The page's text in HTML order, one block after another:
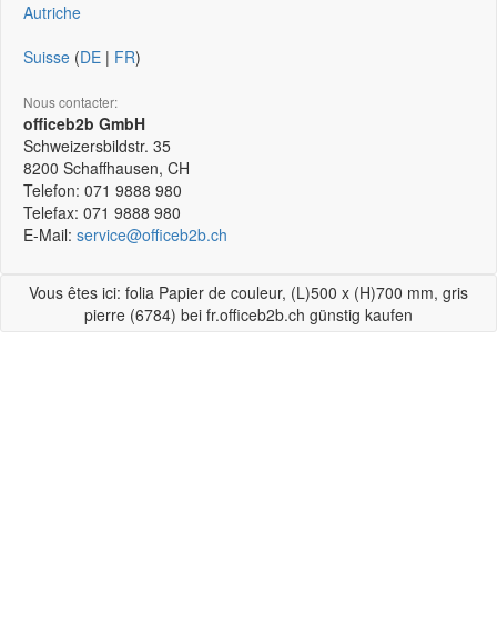
Autriche
Suisse (DE | FR)
Nous contacter:
officeb2b GmbH
Schweizersbildstr. 35
8200 Schaffhausen, CH
Telefon: 071 9888 980
Telefax: 071 9888 980
E-Mail: service@officeb2b.ch
Vous êtes ici: folia Papier de couleur, (L)500 x (H)700 mm, gris
pierre (6784) bei fr.officeb2b.ch günstig kaufen